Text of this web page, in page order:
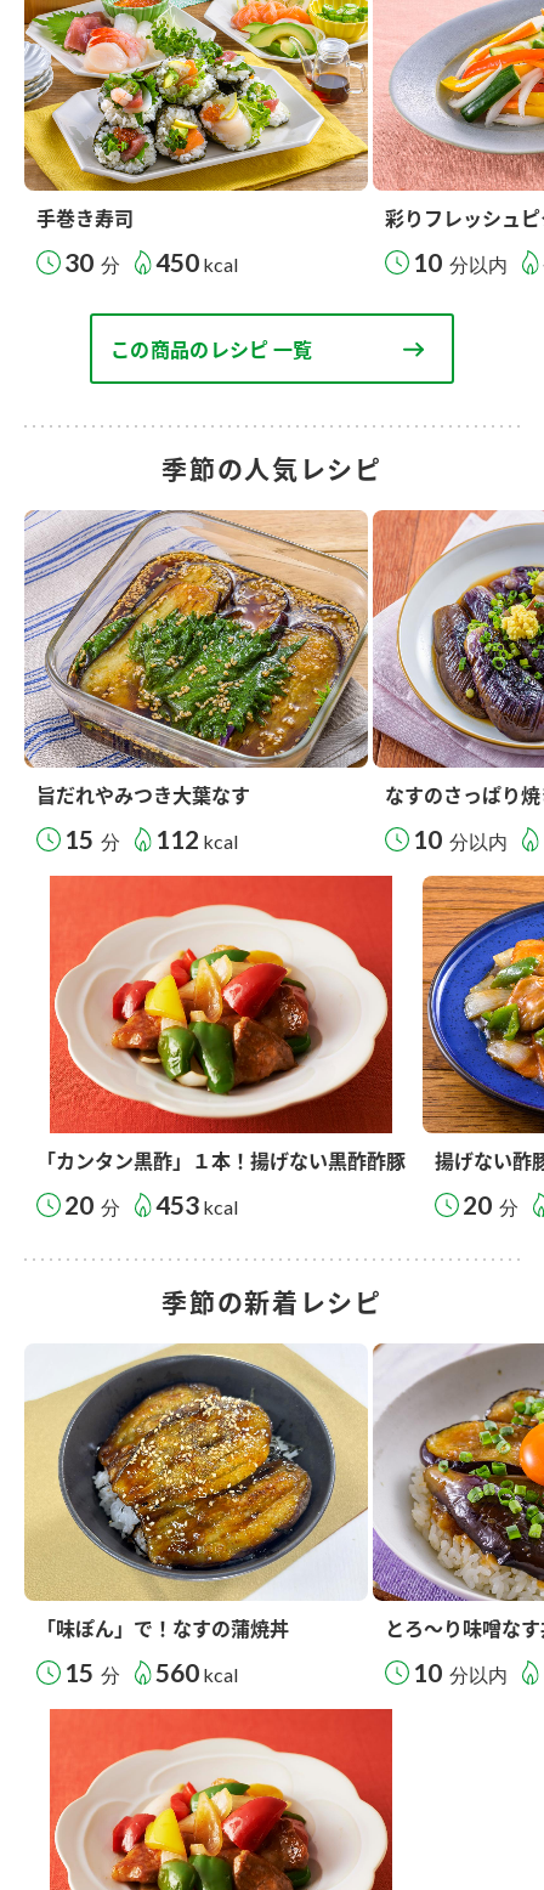
手巻き寿司
30 分 450 kcal
彩りフレッシュ
10 分以内
この商品のレシピ 一覧
季節の人気レシピ
旨だれやみつき大葉なす
15 分 112 kcal
なすのさっぱり
10 分以内
「カンタン黒酢」１本！揚げない黒酢酢豚
20 分 453 kcal
揚げない酢
20 分
季節の新着レシピ
「味ぽん」で！なすの蒲焼丼
15 分 560 kcal
とろ～り味噌な
10 分以内